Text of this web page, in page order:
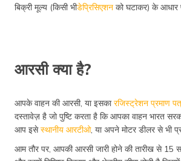
बिक्री मूल्य (किसी भीडेप्रिसिएशन को घटाकर) के आधार
आरसी क्या है?
आपके वाहन की आरसी, या इसकारजिस्ट्रेशन प्रमाण
दस्तावेज़ है जो पुष्टि करता है कि आपका वाहन भारत
आप इसेस्थानीय आरटीओ, या अपने मोटर डीलर से भी
आम तौर पर, आपकी आरसी जारी होने की तारीख से 15